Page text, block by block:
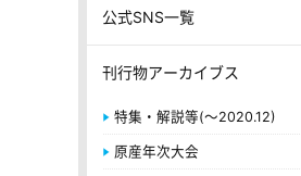
公式SNS一覧
刊行物アーカイブス
特集・解説等(～2020.12)
原産年次大会